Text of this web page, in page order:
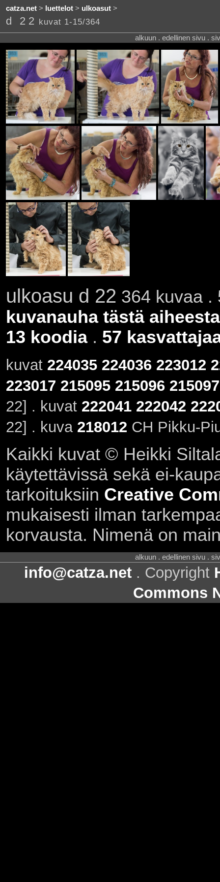
catza.net> luettelot> ulkoasut>
d 22 kuvat 1-15/364
alkuun . edellinen sivu .
ulkoasu d 22 364 kuvaa
kuvanauha tästä aiheesta
13 koodia. 57
kuvat 224035 224036 223012
223017 215095 215096 215097
22] . kuvat 222041 222042
22] . kuva 218012 CH Pikku-
Kaikki kuvat © Heikki
käytettävissä sekä ei-
tarkoituksiin Creative
mukaisesti ilman
korvausta. Nimenä on
alkuun . edellinen sivu .
info@catza.net . Copyright
Commons